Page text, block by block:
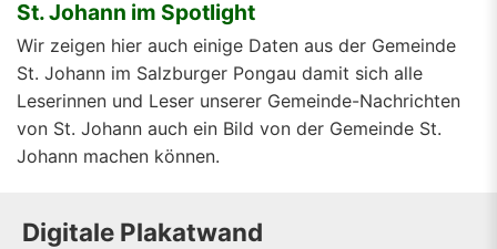
St. Johann im Spotlight
Wir zeigen hier auch einige Daten aus der Gemeinde
St. Johann im Salzburger Pongau damit sich alle
Leserinnen und Leser unserer Gemeinde-Nachrichten
von St. Johann auch ein Bild von der Gemeinde St.
Johann machen können.
Digitale Plakatwand